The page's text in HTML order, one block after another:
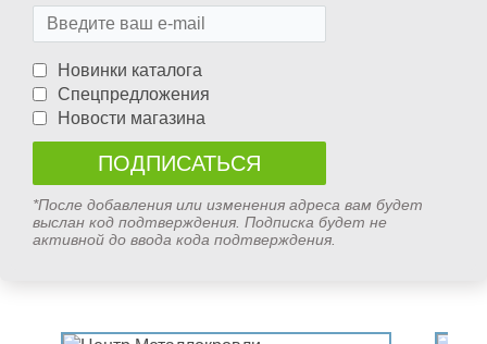
Новинки каталога
Спецпредложения
Новости магазина
*После добавления или изменения адреса вам будет
выслан код подтверждения. Подписка будет не
активной до ввода кода подтверждения.